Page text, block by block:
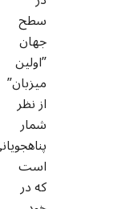
سطح
جهان
”اولین
میزبان”
از نظر
شمار
است
که در